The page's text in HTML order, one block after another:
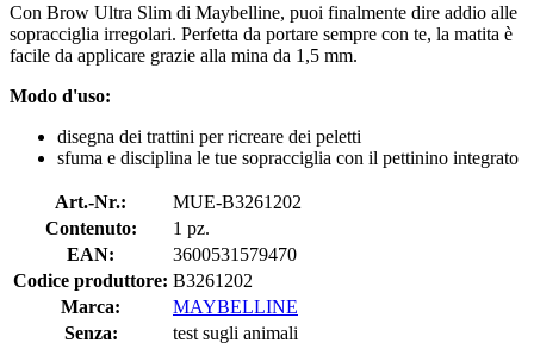
Con Brow Ultra Slim di Maybelline, puoi finalmente dire addio alle
sopracciglia irregolari. Perfetta da portare sempre con te, la matita è
facile da applicare grazie alla mina da 1,5 mm.
Modo d'uso:
disegna dei trattini per ricreare dei peletti
sfuma e disciplina le tue sopracciglia con il pettinino integrato
Art.-Nr.:
MUE-B3261202
Contenuto:
1 pz.
EAN:
3600531579470
Codice produttore: B3261202
Marca:
MAYBELLINE
Senza:
test sugli animali